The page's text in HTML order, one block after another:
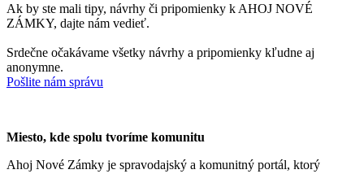
Ak by ste mali tipy, návrhy či pripomienky k AHOJ NOVÉ
ZÁMKY, dajte nám vedieť.
Srdečne očakávame všetky návrhy a pripomienky kľudne aj
anonymne.
Pošlite nám správu
Miesto, kde spolu tvoríme komunitu
Ahoj Nové Zámky je spravodajský a komunitný portál, ktorý